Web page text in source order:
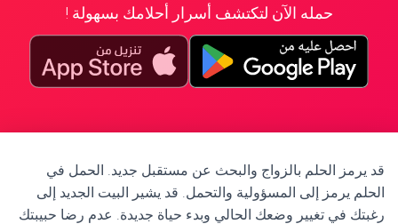
حمله الآن لتكتشف أسرار أحلامك بسهولة !
قد يرمز الحلم بالزواج والبحث عن مستقبل جديد. الحمل في
الحلم يرمز إلى المسؤولية والتحمل. قد يشير البيت الجديد إلى
رغبتك في تغيير وضعك الحالي وبدء حياة جديدة. عدم رضا حبيبتك